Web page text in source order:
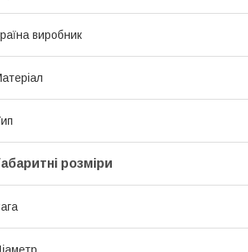
виробник
розміри